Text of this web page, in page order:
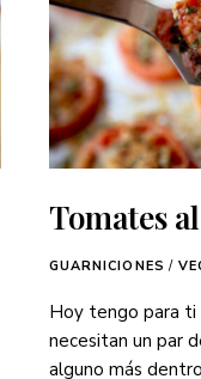
Tomates
GUARNICIONES /
Hoy tengo para ti
necesitan un par
alguno más